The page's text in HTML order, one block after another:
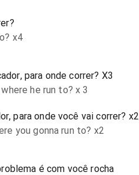
x4
para onde correr? X3
he run to? x 3
para onde você vai correr? x2
you gonna run to? x2
é com você rocha